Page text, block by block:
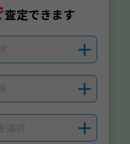
査定できます
＋
＋
＋